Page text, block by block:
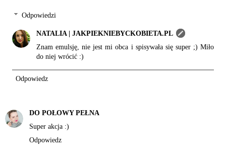
Odpowiedzi
NATALIA | JAKPIEKNIEBYCKOBIETA.PL
Znam emulsję, nie jest mi obca i spisywała się super ;) Miło
do niej wrócić :)
Odpowiedz
DO POŁOWY PEŁNA
Super akcja :)
Odpowiedz